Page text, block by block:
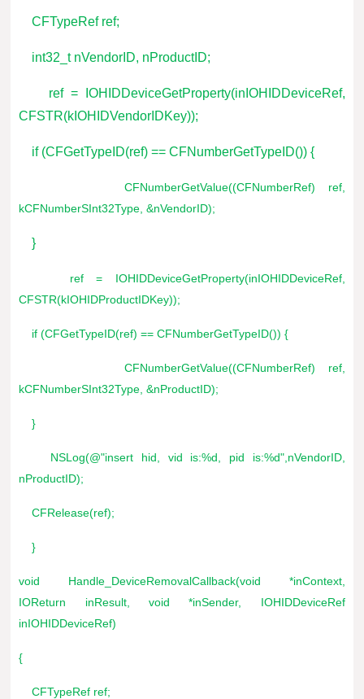
CFTypeRef ref;
int32_t nVendorID, nProductID;
ref = IOHIDDeviceGetProperty(inIOHIDDeviceRef,
CFSTR(kIOHIDVendorIDKey));
if (CFGetTypeID(ref) == CFNumberGetTypeID()) {
CFNumberGetValue((CFNumberRef) ref,
kCFNumberSInt32Type, &nVendorID);
}
ref = IOHIDDeviceGetProperty(inIOHIDDeviceRef,
CFSTR(kIOHIDProductIDKey));
if (CFGetTypeID(ref) == CFNumberGetTypeID()) {
CFNumberGetValue((CFNumberRef) ref,
kCFNumberSInt32Type, &nProductID);
}
NSLog(@"insert hid, vid is:%d, pid is:%d",nVendorID,
nProductID);
CFRelease(ref);
}
void Handle_DeviceRemovalCallback(void *inContext,
IOReturn inResult, void *inSender, IOHIDDeviceRef
inIOHIDDeviceRef)
{
CFTypeRef ref;